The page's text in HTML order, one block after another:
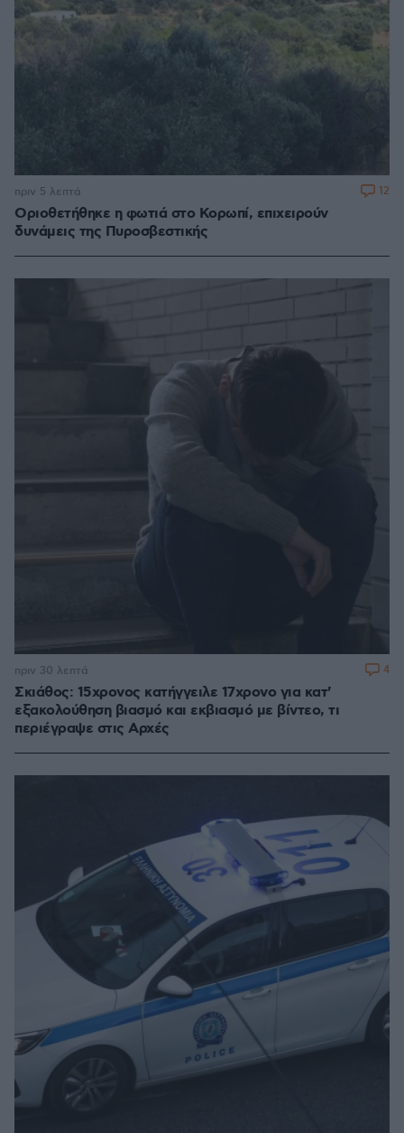
Οριοθετήθηκε η φωτιά στο Κορωπί, επιχειρούν
δυνάμεις της Πυροσβεστικής
πριν 5 λεπτά 12
Σκιάθος: 15χρονος κατήγγειλε 17χρονο για κατ'
εξακολούθηση βιασμό και εκβιασμό με βίντεο, τι
περιέγραψε στις Αρχές
πριν 30 λεπτά 4